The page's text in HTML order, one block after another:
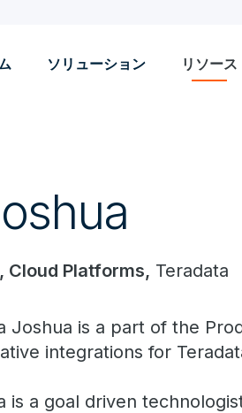
ソリューション リソース
Cloud Platforms, Teradata
Joshua is a part of the
integrations for
is a goal driven